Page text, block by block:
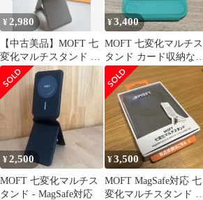
¥ 2,980
【中古美品】MOFT 七
変化マルチスタンド ミ
スティグレー (カード
収納なし)
¥3,400
MOFT 七変化マルチス
タンド カード収納なし
エメラルドグリーン
¥2,500
MOFT 七変化マルチス
タンド - MagSafe対応
¥3,500
MOFT MagSafe対応 七
変化マルチスタンド ト